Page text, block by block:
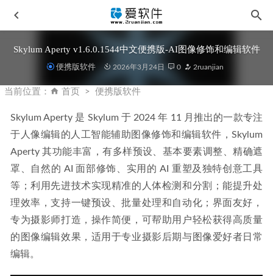
Skylum Aperty v1.6.0.1544中文便携版-AI图像修饰和编辑软件
便携版软件 2026年3月24日 0 2ruanjian
当前位置： 首页 便携版软件
Skylum Aperty 是 Skylum 于 2024 年 11 月推出的一款专注
于人像编辑的人工智能辅助图像修饰和编辑软件，Skylum
Aperty 其功能丰富，有多样预设、基本要素调整、精确遮
罩、自然的 AI 面部修饰、实用的 AI 重塑及独特创意工具
等；利用先进技术实现精准的人体检测和分割；能提升处
理效率，支持一键预设、批量处理和自动化；界面友好，
专为摄影师打造，操作简便，可帮助用户轻松获得高质量
的图像编辑效果，适用于专业摄影后期与图像爱好者日常
编辑。
发票闪印 v4.4.26中文版-电子发票打印工具 2026-03-01
阿香婆 Ashampoo Photo Optimizer Pro 26.0.2 中文便携版
2026-04-09
Ashampoo Driver Updater v1.9.0.0 中文便携版-驱动检测更新
备份工具
2026-02-01
VueScan Pro v9.8.54.09 中文免安装便携版-扫描仪增强工具